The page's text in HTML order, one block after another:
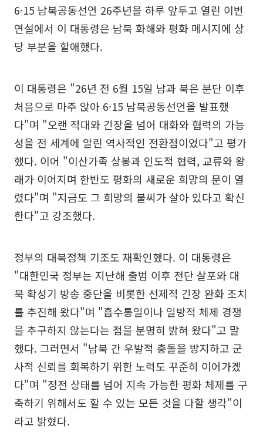
6·15 남북공동선언 26주년을 하루 앞두고 열린 이번
연설에서 이 대통령은 남북 화해와 평화 메시지에 상
당 부분을 할애했다.
이 대통령은 "26년 전 6월 15일 남과 북은 분단 이후
처음으로 마주 앉아 6·15 남북공동선언을 발표했
다"며 "오랜 적대와 긴장을 넘어 대화와 협력의 가능
성을 전 세계에 알린 역사적인 전환점이었다"고 평가
했다. 이어 "이산가족 상봉과 인도적 협력, 교류와 왕
래가 이어지며 한반도 평화의 새로운 희망의 문이 열
렸다"며 "지금도 그 희망의 불씨가 살아 있다고 확신
한다"고 강조했다.
정부의 대북정책 기조도 재확인했다. 이 대통령은
"대한민국 정부는 지난해 출범 이후 전단 살포와 대
북 확성기 방송 중단을 비롯한 선제적 긴장 완화 조치
를 추진해 왔다"며 "흡수통일이나 일방적 체제 경쟁
을 추구하지 않는다는 점을 분명히 밝혀 왔다"고 말
했다. 그러면서 "남북 간 우발적 충돌을 방지하고 군
사적 신뢰를 회복하기 위한 노력도 꾸준히 이어가겠
다"며 "정전 상태를 넘어 지속 가능한 평화 체제를 구
축하기 위해서도 할 수 있는 모든 것을 다할 생각"이
라고 밝혔다.